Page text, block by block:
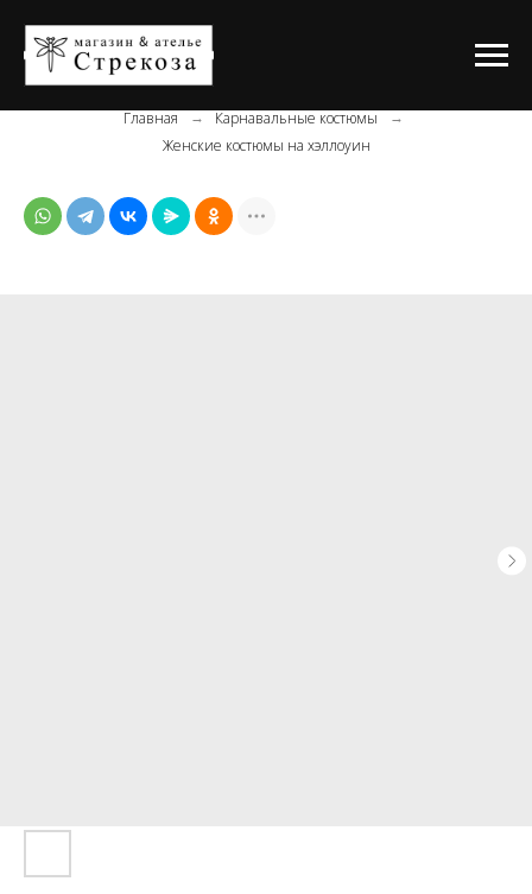
Главная → Карнавальные костюмы →
Женские костюмы на хэллоуин